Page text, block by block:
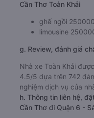
Cần Thơ Toàn Khải
ghế ngồi
limousine
g. Review, đánh giá
Nhà xe Toàn Khải
4.5/5 dựa trên 742
nghiệm dịch vụ của
h. Thông tin liên hệ,
Cần Thơ đi Quận 6 -